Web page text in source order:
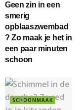
Geen zin in een
smerig
opblaaszwembad
? Zo maak je het in
een paar minuten
schoon
SCHOONMAAK